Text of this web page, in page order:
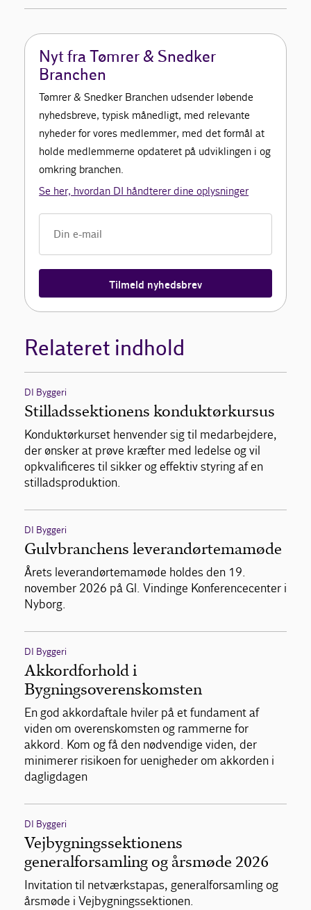
Nyt fra Tømrer & Snedker
Branchen
Tømrer & Snedker Branchen udsender løbende
nyhedsbreve, typisk månedligt, med relevante
nyheder for vores medlemmer, med det formål at
holde medlemmerne opdateret på udviklingen i og
omkring branchen.
Se her, hvordan DI håndterer dine oplysninger
Tilmeld nyhedsbrev
Relateret indhold
DI Byggeri
Stilladssektionens konduktørkursus
Konduktørkurset henvender sig til medarbejdere,
der ønsker at prøve kræfter med ledelse og vil
opkvalificeres til sikker og effektiv styring af en
stilladsproduktion.
DI Byggeri
Gulvbranchens leverandørtemamøde
Årets leverandørtemamøde holdes den 19.
november 2026 på Gl. Vindinge Konferencecenter i
Nyborg.
DI Byggeri
Akkordforhold i
Bygningsoverenskomsten
En god akkordaftale hviler på et fundament af
viden om overenskomsten og rammerne for
akkord. Kom og få den nødvendige viden, der
minimerer risikoen for uenigheder om akkorden i
dagligdagen
DI Byggeri
Vejbygningssektionens
generalforsamling og årsmøde 2026
Invitation til netværkstapas, generalforsamling og
årsmøde i Vejbygningssektionen.